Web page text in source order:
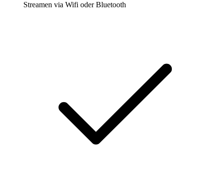
Streamen via Wifi oder Bluetooth